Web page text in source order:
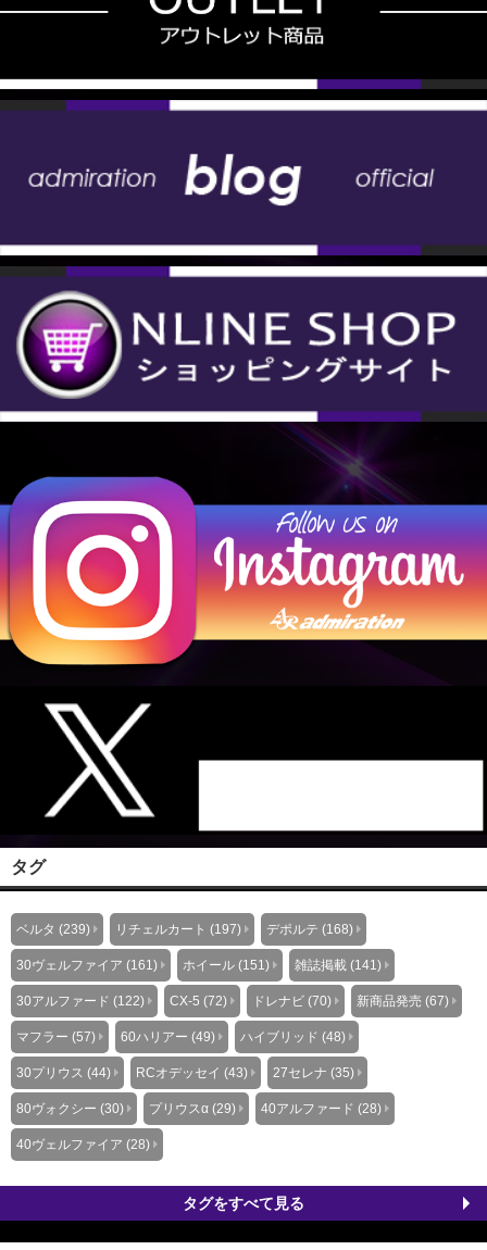
タグ
ベルタ (239) リチェルカート (197) デポルテ (168)
30ヴェルファイア (161) ホイール (151) 雑誌掲載 (141)
30アルファード (122) CX-5 (72) ドレナビ (70) 新商品発売 (67)
マフラー (57) 60ハリアー (49) ハイブリッド (48)
30プリウス (44) RCオデッセイ (43) 27セレナ (35)
80ヴォクシー (30) プリウスα (29) 40アルファード (28)
40ヴェルファイア (28)
タグをすべて見る